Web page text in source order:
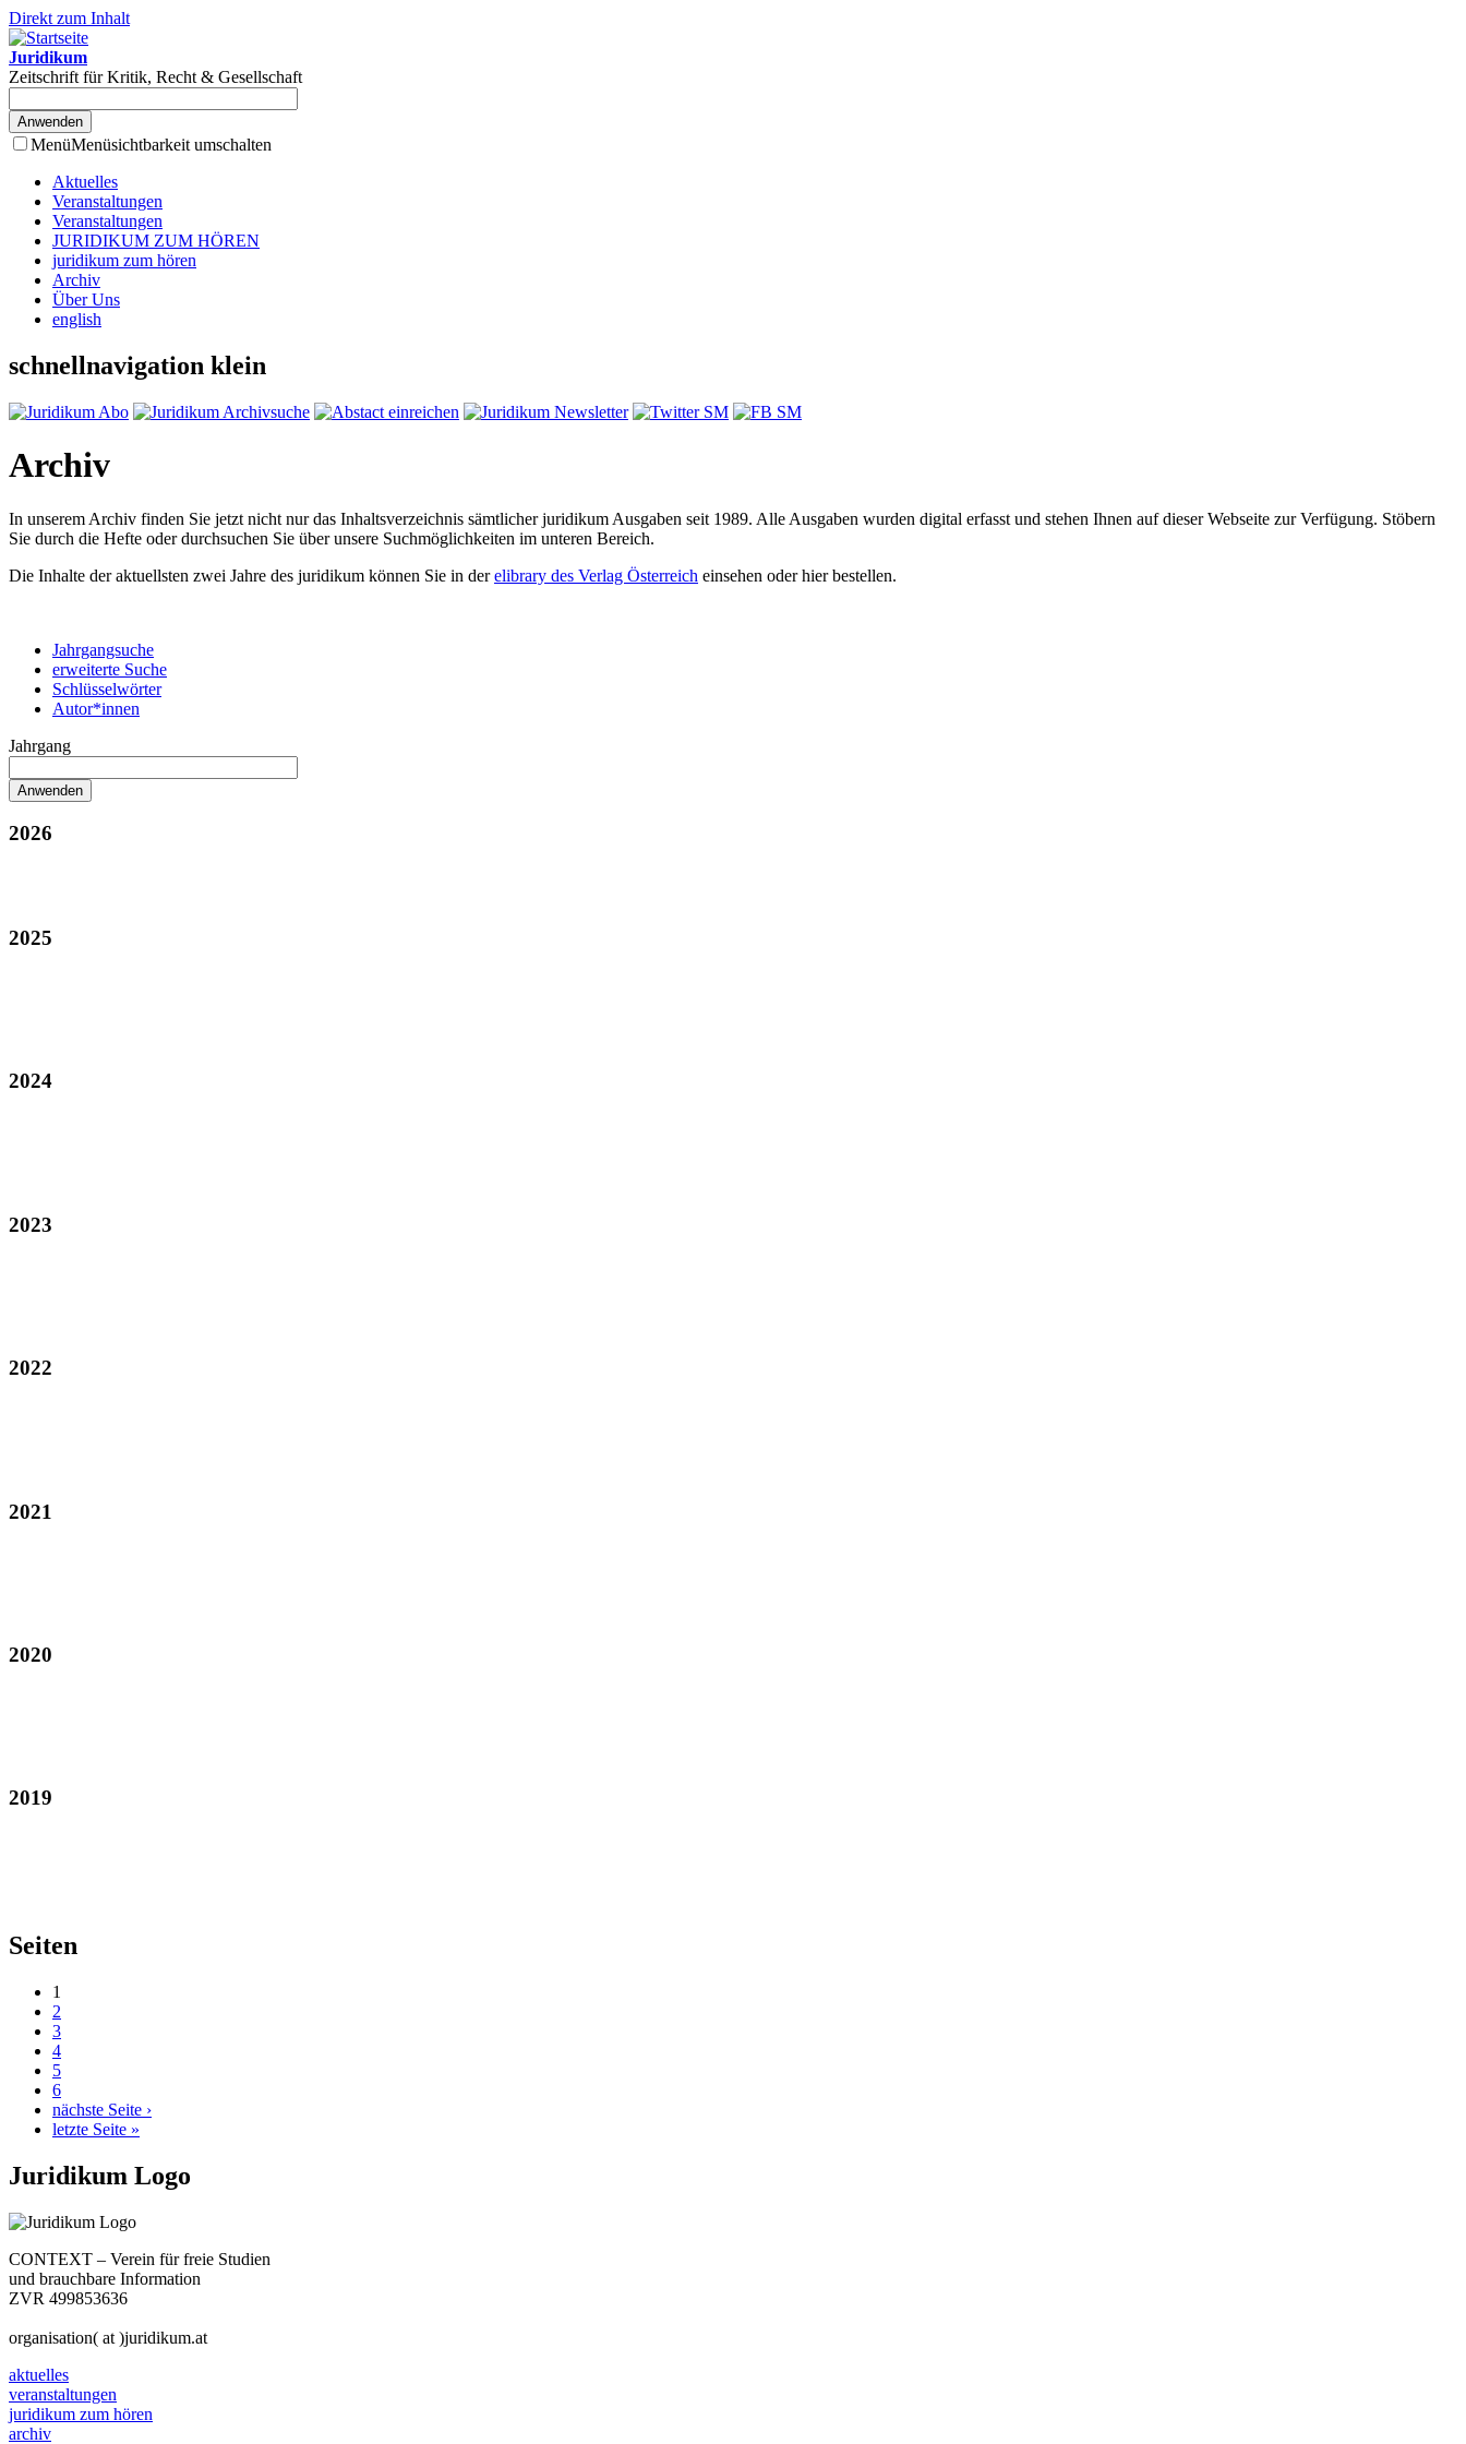
Direkt zum Inhalt
Juridikum
Zeitschrift für Kritik, Recht & Gesellschaft
MenüMenüsichtbarkeit umschalten
Aktuelles
Veranstaltungen
Veranstaltungen
JURIDIKUM ZUM HÖREN
juridikum zum hören
Archiv
Über Uns
english
schnellnavigation klein
Archiv
In unserem Archiv finden Sie jetzt nicht nur das Inhaltsverzeichnis sämtlicher juridikum Ausgaben seit 1989. Alle Ausgaben wurden digital erfasst und stehen Ihnen auf dieser Webseite zur Verfügung. Stöbern
Sie durch die Hefte oder durchsuchen Sie über unsere Suchmöglichkeiten im unteren Bereich.
Die Inhalte der aktuellsten zwei Jahre des juridikum können Sie in derelibrary des Verlag Österreich einsehen oder hier bestellen.
Jahrgangsuche
erweiterte Suche
Schlüsselwörter
Autor*innen
Jahrgang
2026
2025
2024
2023
2022
2021
2020
2019
Seiten
1
2
3
4
5
6
nächste Seite ›
letzte Seite »
Juridikum Logo
CONTEXT – Verein für freie Studien
und brauchbare Information
ZVR 499853636
organisation( at )juridikum.at
aktuelles
veranstaltungen
juridikum zum hören
archiv